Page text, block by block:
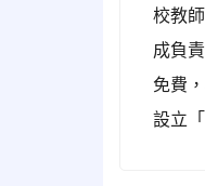
校教
成負
免費
設立